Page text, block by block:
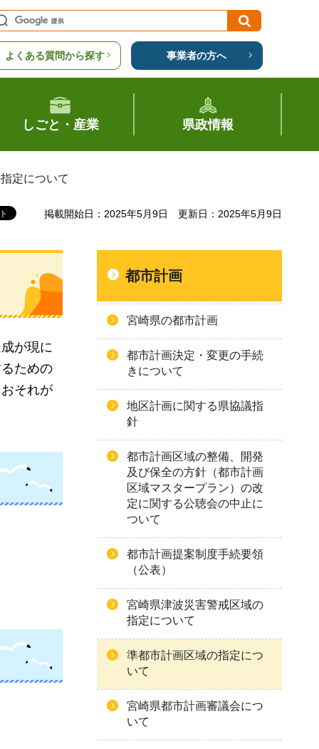
よくある質問から探す 事業者の方へ
しごと・産業 県政情報
定について
掲載開始日：2025年5月9日 更新日：2025年5月9日
が現に
ための
それが
都市計画
宮崎県の都市計画
都市計画決定・変更の手続
きについて
地区計画に関する県協議指
針
都市計画区域の整備、開発
及び保全の方針（都市計画
区域マスタープラン）の改
定に関する公聴会の中止に
ついて
都市計画提案制度手続要領
（公表）
宮崎県津波災害警戒区域の
指定について
準都市計画区域の指定につ
いて
宮崎県都市計画審議会につ
いて